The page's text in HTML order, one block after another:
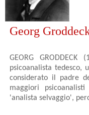
Georg
GEORG
psicoanalista
considerato il padre
maggiori
'analista selvaggio',